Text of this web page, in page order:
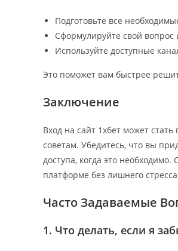
Подготовьте все
Сформулируйте свой
Используйте доступные
Это поможет вам быстрее
Заключение
Вход на сайт 1хбет может
советам. Убедитесь, что вы
доступа, когда это
платформе без лишнего
Часто Задаваемые
1. Что делать, если я